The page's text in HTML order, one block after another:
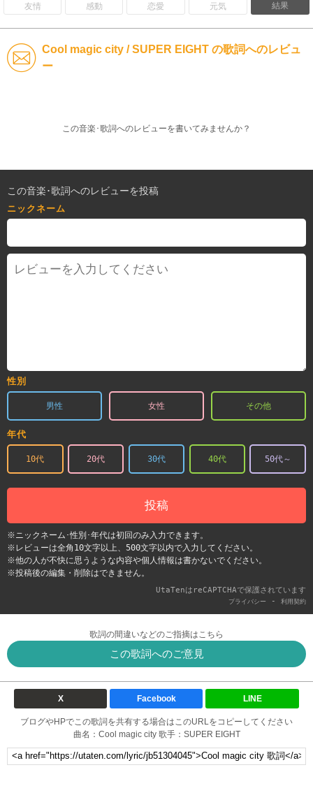
友情 感動 恋愛 元気 結果
Cool magic city / SUPER EIGHT の歌詞へのレビュ
ー
この音楽･歌詞へのレビューを書いてみませんか？
この音楽･歌詞へのレビューを投稿
ニックネーム
性別
男性 女性 その他
年代
10代 20代 30代 40代 50代～
投稿
※ニックネーム･性別･年代は初回のみ入力できます。
※レビューは全角10文字以上、500文字以内で入力してください。
※他の人が不快に思うような内容や個人情報は書かないでください。
※投稿後の編集・削除はできません。
UtaTenはreCAPTCHAで保護されています
プライバシー - 利用契約
歌詞の間違いなどのご指摘はこちら
この歌詞へのご意見
X Facebook LINE
ブログやHPでこの歌詞を共有する場合はこのURLをコピーしてください
曲名：Cool magic city 歌手：SUPER EIGHT